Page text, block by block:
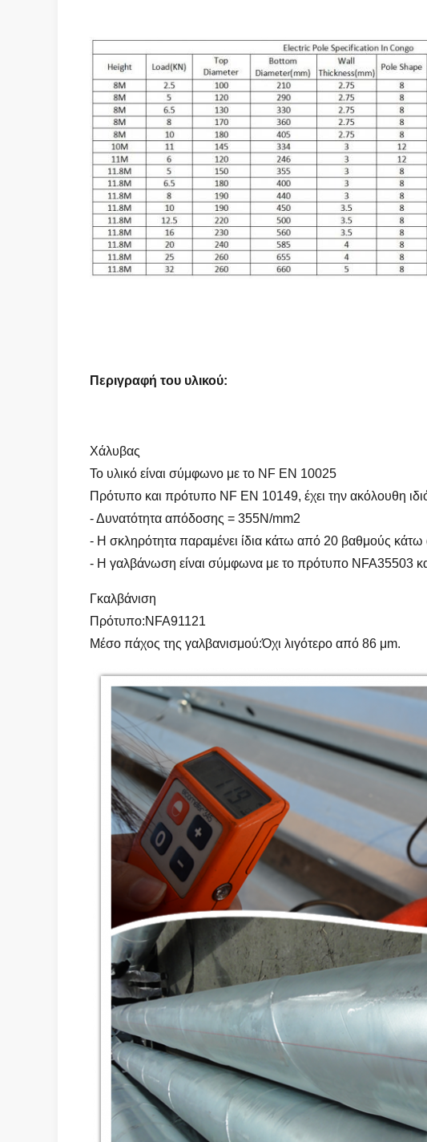
Περιγραφή του υλικού:
Χάλυβας
Το υλικό είναι σύμφωνο με το NF EN 10025
Πρότυπο και πρότυπο NF EN 10149, έχει την ακόλουθη
- Δυνατότητα απόδοσης = 355N/mm2
- Η σκληρότητα παραμένει ίδια κάτω από 20 βαθμούς κάτω
- Η γαλβάνωση είναι σύμφωνα με το πρότυπο NFA35503
Γκαλβάνιση
Πρότυπο:NFA91121
Μέσο πάχος της γαλβανισμού:Όχι λιγότερο από 86 μm.